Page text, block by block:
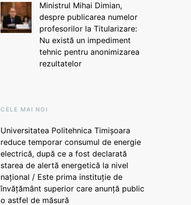
Ministrul Mihai Dimian,
despre publicarea numelor
profesorilor la Titularizare:
Nu există un impediment
tehnic pentru anonimizarea
rezultatelor
CELE MAI NOI
Universitatea Politehnica Timișoara
reduce temporar consumul de energie
electrică, după ce a fost declarată
starea de alertă energetică la nivel
național / Este prima instituție de
învățământ superior care anunță public
o astfel de măsură